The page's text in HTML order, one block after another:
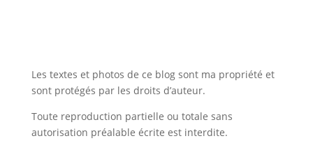
Les textes et photos de ce blog sont ma propriété et
sont protégés par les droits d’auteur.
Toute reproduction partielle ou totale sans
autorisation préalable écrite est interdite.